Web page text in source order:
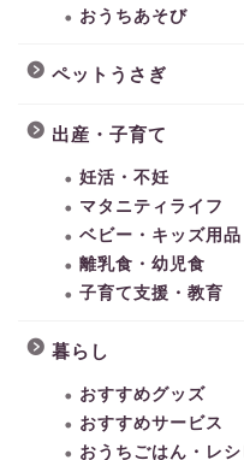
おうちあそび
ペットうさぎ
出産・子育て
妊活・不妊
マタニティライフ
ベビー・キッズ用品
離乳食・幼児食
子育て支援・教育
暮らし
おすすめグッズ
おすすめサービス
おうちごはん・レ